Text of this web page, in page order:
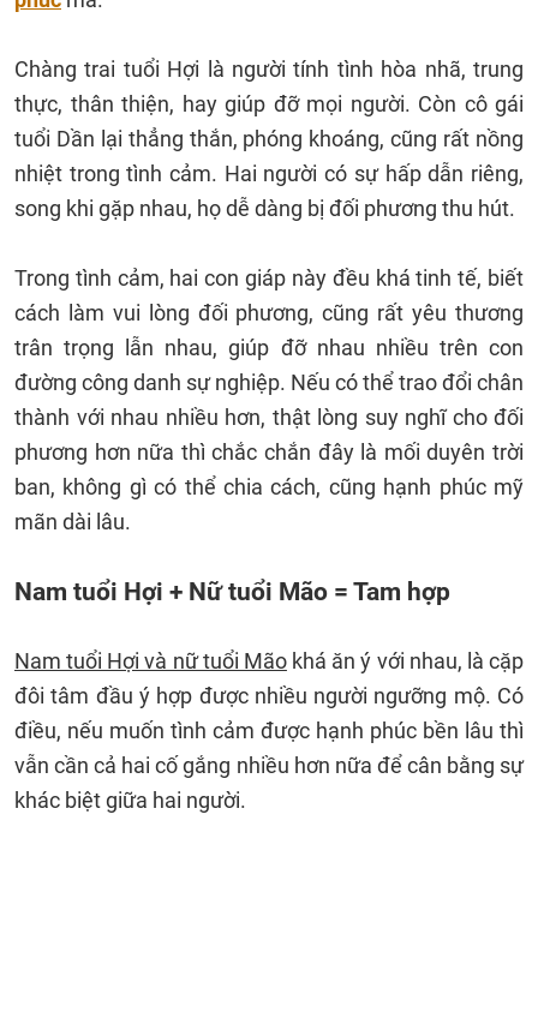
Chàng trai tuổi Hợi là người tính tình hòa nhã, trung
thực, thân thiện, hay giúp đỡ mọi người. Còn cô gái
tuổi Dần lại thẳng thắn, phóng khoáng, cũng rất nồng
nhiệt trong tình cảm. Hai người có sự hấp dẫn riêng,
song khi gặp nhau, họ dễ dàng bị đối phương thu hút.
Trong tình cảm, hai con giáp này đều khá tinh tế, biết
cách làm vui lòng đối phương, cũng rất yêu thương
trân trọng lẫn nhau, giúp đỡ nhau nhiều trên con
đường công danh sự nghiệp. Nếu có thể trao đổi chân
thành với nhau nhiều hơn, thật lòng suy nghĩ cho đối
phương hơn nữa thì chắc chắn đây là mối duyên trời
ban, không gì có thể chia cách, cũng hạnh phúc mỹ
mãn dài lâu.
Nam tuổi Hợi + Nữ tuổi Mão = Tam hợp
Nam tuổi Hợi và nữ tuổi Mãokhá ăn ý với nhau, là cặp
đôi tâm đầu ý hợp được nhiều người ngưỡng mộ. Có
điều, nếu muốn tình cảm được hạnh phúc bền lâu thì
vẫn cần cả hai cố gắng nhiều hơn nữa để cân bằng sự
khác biệt giữa hai người.